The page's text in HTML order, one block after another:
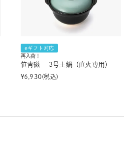
eギフト対応
再入荷！
笹青磁 3号土鍋（直火専用）
¥6,930 税込